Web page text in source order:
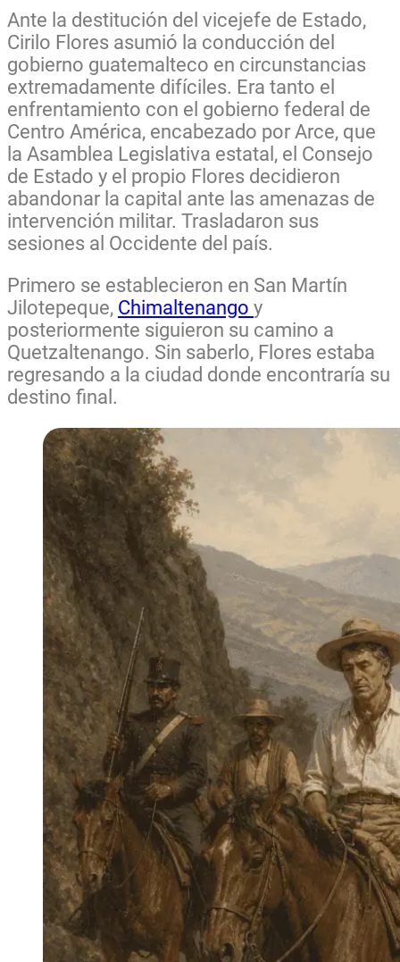
Ante la destitución del vicejefe de Estado,
Cirilo Flores asumió la conducción del
gobierno guatemalteco en circunstancias
extremadamente difíciles. Era tanto el
enfrentamiento con el gobierno federal de
Centro América, encabezado por Arce, que
la Asamblea Legislativa estatal, el Consejo
de Estado y el propio Flores decidieron
abandonar la capital ante las amenazas de
intervención militar. Trasladaron sus
sesiones al Occidente del país.
Primero se establecieron en San Martín
Jilotepeque, Chimaltenango y
posteriormente siguieron su camino a
Quetzaltenango. Sin saberlo, Flores estaba
regresando a la ciudad donde encontraría su
destino final.